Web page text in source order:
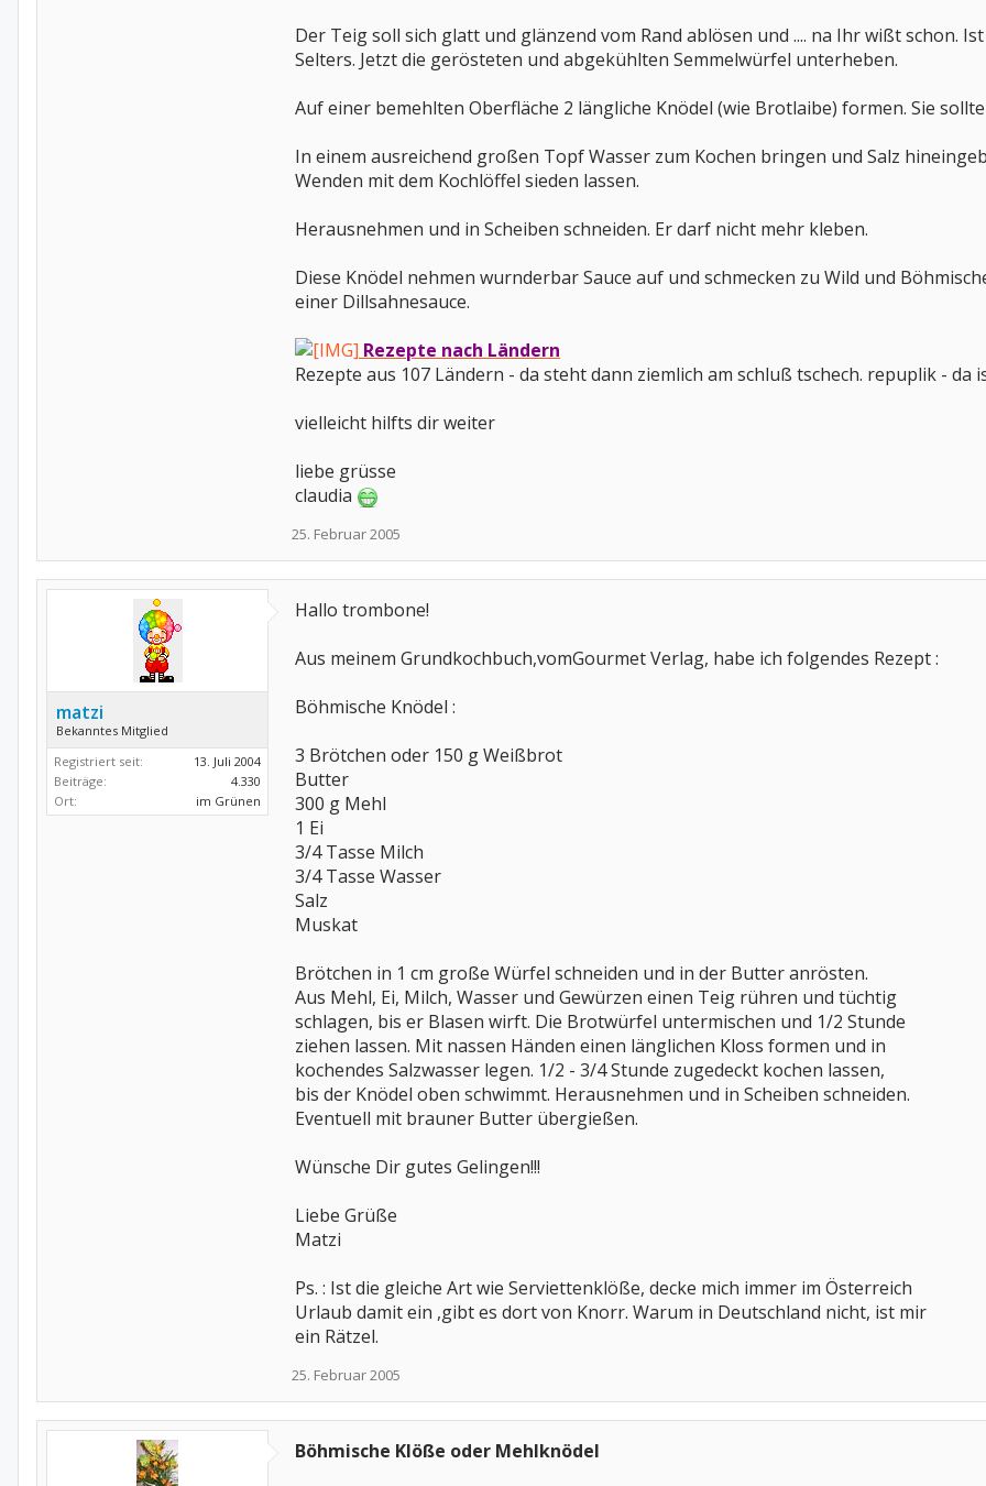
Der Teig soll sich glatt und glänzend vom Rand ablösen und .... na Ihr wißt schon.
Selters. Jetzt die gerösteten und abgekühlten Semmelwürfel unterheben.
Auf einer bemehlten Oberfläche 2 längliche Knödel (wie Brotlaibe) formen. Sie
In einem ausreichend großen Topf Wasser zum Kochen bringen und Salz
Wenden mit dem Kochlöffel sieden lassen.
Herausnehmen und in Scheiben schneiden. Er darf nicht mehr kleben.
Diese Knödel nehmen wurnderbar Sauce auf und schmecken zu Wild und
einer Dillsahnesauce.
Rezepte nach Ländern
Rezepte aus 107 Ländern - da steht dann ziemlich am schluß tschech. repuplik - da
vielleicht hilfts dir weiter
liebe grüsse
claudia
25. Februar 2005
matzi
Bekanntes Mitglied
Registriert seit:
13. Juli 2004
Beiträge:
4.330
Ort:
im Grünen
Hallo trombone!
Aus meinem Grundkochbuch,vomGourmet Verlag, habe ich folgendes Rezept :
Böhmische Knödel :
3 Brötchen oder 150 g Weißbrot
Butter
300 g Mehl
1 Ei
3/4 Tasse Milch
3/4 Tasse Wasser
Salz
Muskat
Brötchen in 1 cm große Würfel schneiden und in der Butter anrösten.
Aus Mehl, Ei, Milch, Wasser und Gewürzen einen Teig rühren und tüchtig
schlagen, bis er Blasen wirft. Die Brotwürfel untermischen und 1/2 Stunde
ziehen lassen. Mit nassen Händen einen länglichen Kloss formen und in
kochendes Salzwasser legen. 1/2 - 3/4 Stunde zugedeckt kochen lassen,
bis der Knödel oben schwimmt. Herausnehmen und in Scheiben schneiden.
Eventuell mit brauner Butter übergießen.
Wünsche Dir gutes Gelingen!!!
Liebe Grüße
Matzi
Ps. : Ist die gleiche Art wie Serviettenklöße, decke mich immer im Österreich
Urlaub damit ein ,gibt es dort von Knorr. Warum in Deutschland nicht, ist mir
ein Rätzel.
25. Februar 2005
Böhmische Klöße oder Mehlknödel